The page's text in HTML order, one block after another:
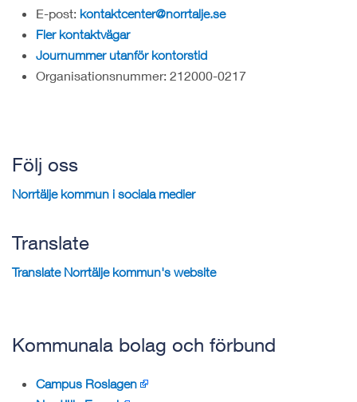
E-post: kontaktcenter@norrtalje.se
Fler kontaktvägar
Journummer utanför kontorstid
Organisationsnummer: 212000-0217
Följ oss
Norrtälje kommun i sociala medier
Translate
Translate Norrtälje kommun's website
Kommunala bolag och förbund
Campus Roslagen